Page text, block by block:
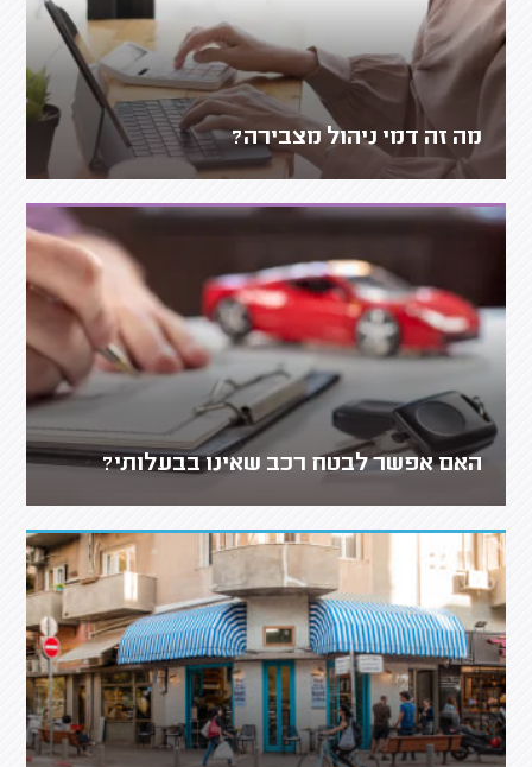
מה זה דמי ניהול מצבירה?
האם אפשר לבטח רכב שאינו בבעלותי?